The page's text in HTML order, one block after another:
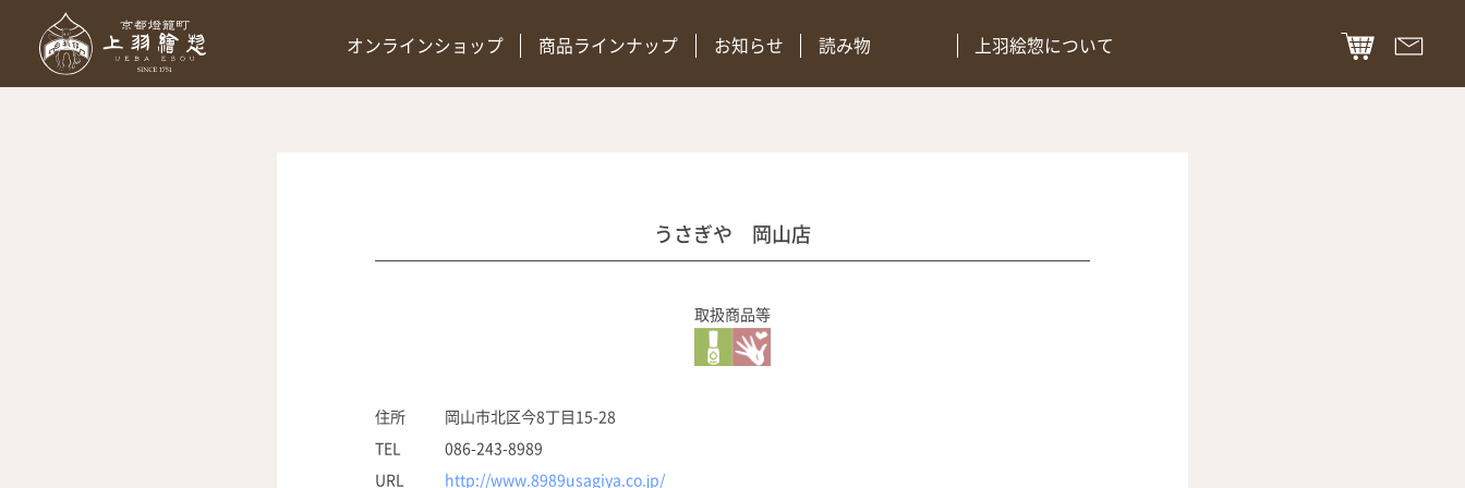
オンラインショップ 商品ラインナップ お知らせ 読み物 上羽絵惣について
うさぎや 岡山店
取扱商品等
住所
岡山市北区今8丁目15-28
TEL
086-243-8989
URL
http://www.8989usagiya.co.jp/